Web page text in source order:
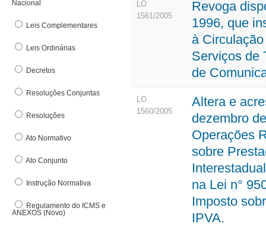
Denúncia Eletrônica
E
Estrutura Básica
F
Fundo de Participação dos Municípos
G
O
Nacional
Leis Complementares
Leis Ordinárias
Decretos
Resoluções Conjuntas
Resoluções
Ato Normativo
Ato Conjunto
Instrução Normativa
Regulamento do ICMS e
ANEXOS (Novo)
LO
1561/2005
Revoga
1996, que
à
Serviços de
de
LO
1560/2005
Altera e
dezembro
Operações
sobre
na Lei n°
Imposto
IPVA.